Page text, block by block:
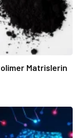
Matrislerin